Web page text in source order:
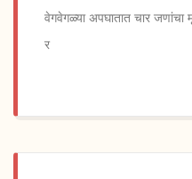
वेगवेगळ्या अपघातात चार
र